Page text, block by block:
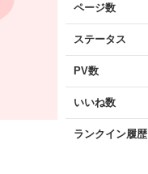
ページ数
ステータス
PV数
いいね数
ランクイン履歴